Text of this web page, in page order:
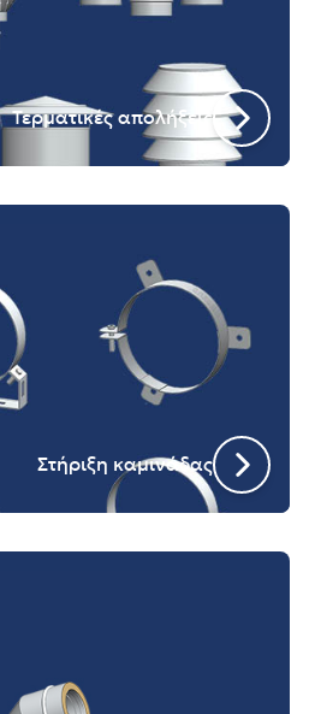
Τερματικές απολήξεις
Στήριξη καμινάδας